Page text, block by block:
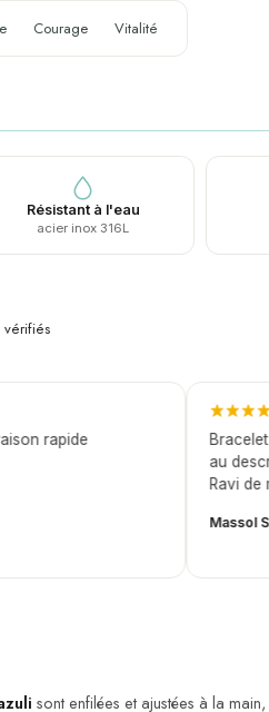
Courage Vitalité
Résistant à l'eau
acier inox 316L
vérifiés
rapide
Bracelet
au
Ravi de
Massol S.
sont enfilées et ajustées à la